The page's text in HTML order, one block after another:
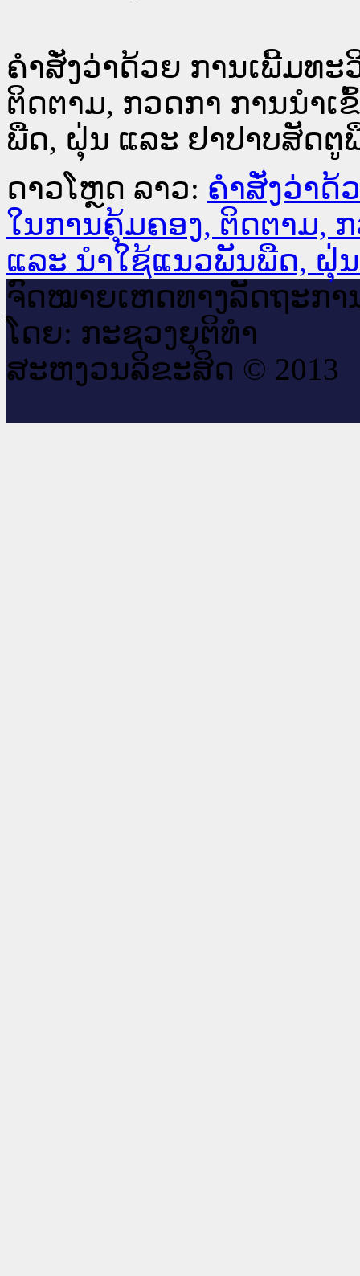
ຄຳສັ່ງວ່າດ້ວຍ ການເພີ້ມທ
ຕິດຕາມ, ກວດກາ ການນຳ
ພືດ, ຝຸ່ນ ແລະ ຢາປາບສັດຕູ
ດາວໂຫຼດ ລາວ: ຄຳສັ່ງວ່າດ້
ໃນການຄຸ້ມຄອງ, ຕິດຕາມ,
ແລະ ນຳໃຊ້ແນວພັນພືດ, ຝຸ່
ຈົດ​ໝາຍ​ເຫດ​ທາງ​ລັດ​ຖະ​ກາ
ໂດຍ: ກະ​ຊວງຍຸ​ຕິ​ທຳ
ສະ​ຫງວນ​ລິ​ຂະ​ສິດ © 2013